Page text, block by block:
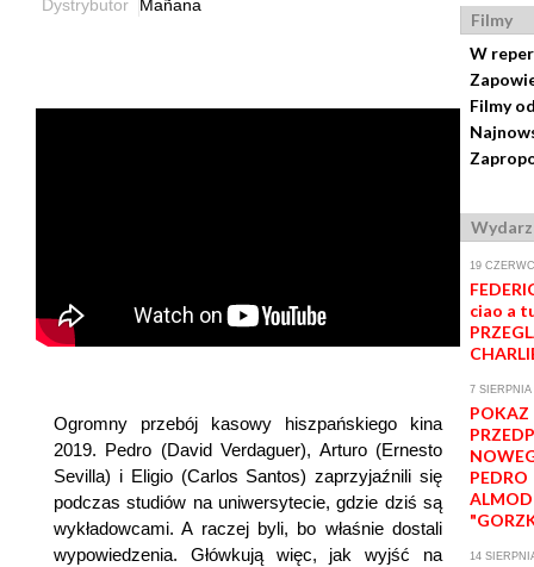
Dystrybutor Mañana
Ogromny przebój kasowy hiszpańskiego kina
2019. Pedro (David Verdaguer), Arturo (Ernesto
Sevilla) i Eligio (Carlos Santos) zaprzyjaźnili się
podczas studiów na uniwersytecie, gdzie dziś są
wykładowcami. A raczej byli, bo właśnie dostali
wypowiedzenia. Główkują więc, jak wyjść na
Filmy
W
Filmy
19
ciao a
7 SIERPNIA
POKAZ
PEDRO
14